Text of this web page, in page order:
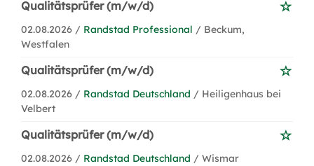
Qualitätsprüfer (m/w/d)
02.08.2026 / Randstad Professional / Beckum,
Westfalen
Qualitätsprüfer (m/w/d)
02.08.2026 / Randstad Deutschland / Heiligenhaus bei
Velbert
Qualitätsprüfer (m/w/d)
02.08.2026 / Randstad Deutschland / Wismar